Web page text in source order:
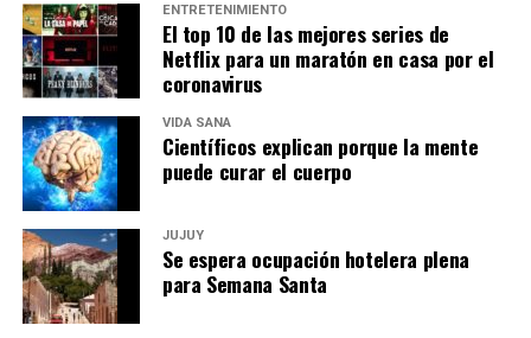
ENTRETENIMIENTO
El top 10 de las mejores series de
Netflix para un maratón en casa por el
coronavirus
VIDA SANA
Científicos explican porque la mente
puede curar el cuerpo
JUJUY
Se espera ocupación hotelera plena
para Semana Santa